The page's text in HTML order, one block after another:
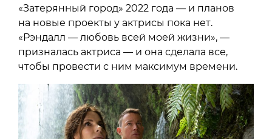
«Затерянный город» 2022 года — и планов
на новые проекты у актрисы пока нет.
«Рэндалл — любовь всей моей жизни», —
призналась актриса — и она сделала все,
чтобы провести с ним максимум времени.